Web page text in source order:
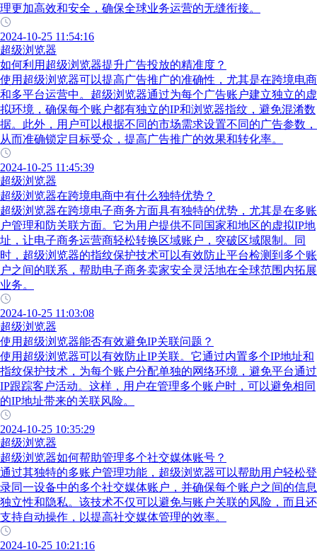
理更加高效和安全，确保全球业务运营的无缝衔接。
2024-10-25 11:54:16
超级浏览器
如何利用超级浏览器提升广告投放的精准度？
使用超级浏览器可以提高广告推广的准确性，尤其是在跨境电商
和多平台运营中。超级浏览器通过为每个广告账户建立独立的虚
拟环境，确保每个账户都有独立的IP和浏览器指纹，避免混淆数
据。此外，用户可以根据不同的市场需求设置不同的广告参数，
从而准确锁定目标受众，提高广告推广的效果和转化率。
2024-10-25 11:45:39
超级浏览器
超级浏览器在跨境电商中有什么独特优势？
超级浏览器在跨境电子商务方面具有独特的优势，尤其是在多账
户管理和防关联方面。它为用户提供不同国家和地区的虚拟IP地
址，让电子商务运营商轻松转换区域账户，突破区域限制。同
时，超级浏览器的指纹保护技术可以有效防止平台检测到多个账
户之间的联系，帮助电子商务卖家安全灵活地在全球范围内拓展
业务。
2024-10-25 11:03:08
超级浏览器
使用超级浏览器能否有效避免IP关联问题？
使用超级浏览器可以有效防止IP关联。它通过内置多个IP地址和
指纹保护技术，为每个账户分配单独的网络环境，避免平台通过
IP跟踪客户活动。这样，用户在管理多个账户时，可以避免相同
的IP地址带来的关联风险。
2024-10-25 10:35:29
超级浏览器
超级浏览器如何帮助管理多个社交媒体账号？
通过其独特的多账户管理功能，超级浏览器可以帮助用户轻松登
录同一设备中的多个社交媒体账户，并确保每个账户之间的信息
独立性和隐私。该技术不仅可以避免与账户关联的风险，而且还
支持自动操作，以提高社交媒体管理的效率。
2024-10-25 10:21:16